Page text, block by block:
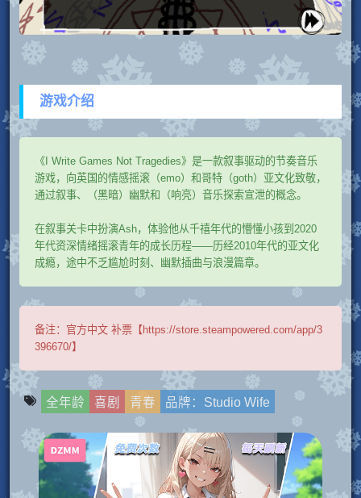
游戏介绍
《I Write Games Not Tragedies》是一款叙事驱动的节奏音乐
游戏，向英国的情感摇滚（emo）和哥特（goth）亚文化致敬，
通过叙事、（黑暗）幽默和（响亮）音乐探索宣泄的概念。
在叙事关卡中扮演Ash，体验他从千禧年代的懵懂小孩到2020
年代资深情绪摇滚青年的成长历程——历经2010年代的亚文化
成瘾，途中不乏尴尬时刻、幽默插曲与浪漫篇章。
备注： 官方中文 补票【https://store.steampowered.com/app/3
396670/】
全年龄 喜剧 青春 品牌：Studio Wife